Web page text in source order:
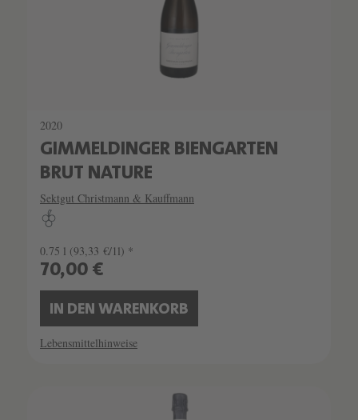
2020
GIMMELDINGER BIENGARTEN
BRUT NATURE
Sektgut Christmann & Kauffmann
0.75 l (93,33 €/1l) *
70,00 €
IN DEN WARENKORB
Lebensmittelhinweise